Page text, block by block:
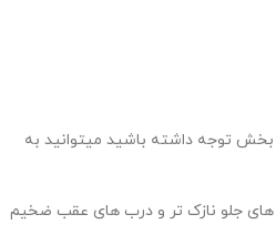
توجه داشته باشید میتوانید به
را مشخص کنید. درب های جلو نازک تر و درب های عقب ضخیم